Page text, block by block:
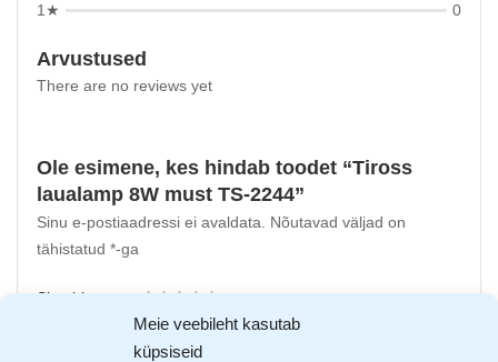
Meie veebileht kasutab
küpsiseid
1★
0
Arvustused
There are no reviews yet
Ole esimene, kes hindab toodet “Tiross
laualamp 8W must TS-2244”
Sinu e-postiaadressi ei avaldata.
Nõutavad väljad on
tähistatud *-ga
Sinu hinnang
Sinu arvustus*